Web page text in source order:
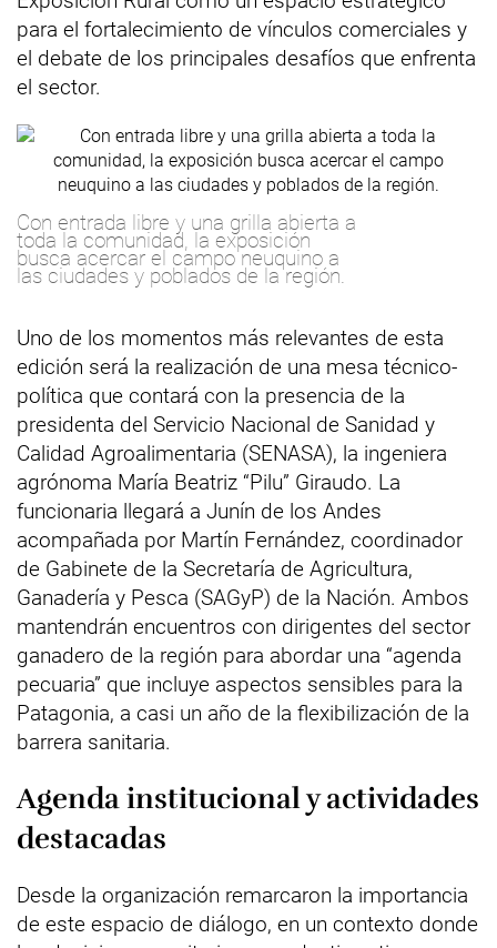
para el fortalecimiento de vínculos comerciales y
el debate de los principales desafíos que enfrenta
el sector.
Con entrada libre y una grilla abierta a
toda la comunidad, la exposición
busca acercar el campo neuquino a
las ciudades y poblados de la región.
Uno de los momentos más relevantes de esta
edición será la realización de una mesa técnico-
política que contará con la presencia de la
presidenta del Servicio Nacional de Sanidad y
Calidad Agroalimentaria (SENASA), la ingeniera
agrónoma María Beatriz “Pilu” Giraudo. La
funcionaria llegará a Junín de los Andes
acompañada por Martín Fernández, coordinador
de Gabinete de la Secretaría de Agricultura,
Ganadería y Pesca (SAGyP) de la Nación. Ambos
mantendrán encuentros con dirigentes del sector
ganadero de la región para abordar una “agenda
pecuaria” que incluye aspectos sensibles para la
Patagonia, a casi un año de la flexibilización de la
barrera sanitaria.
Agenda institucional y actividades
destacadas
Desde la organización remarcaron la importancia
de este espacio de diálogo, en un contexto donde